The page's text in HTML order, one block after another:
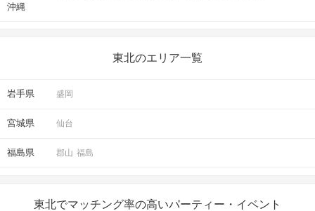
沖縄
東北のエリア一覧
岩手県 盛岡
宮城県 仙台
福島県 郡山 福島
東北でマッチング率の高いパーティー・イベント